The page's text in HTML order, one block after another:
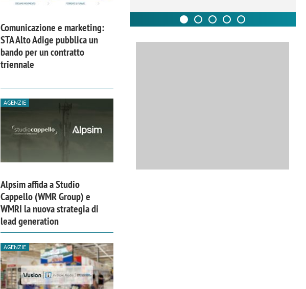
Comunicazione e marketing:
STA Alto Adige pubblica un
bando per un contratto
triennale
AGENZIE
Alpsim affida a Studio
Cappello (WMR Group) e
WMRI la nuova strategia di
lead generation
AGENZIE